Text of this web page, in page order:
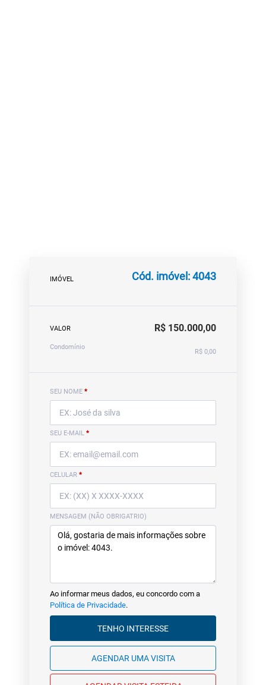
IMÓVEL Cód. imóvel: 4043
VALOR R$ 150.000,00
Condomínio
R$ 0,00
SEU NOME *
SEU E-MAIL *
CELULAR *
MENSAGEM (NÃO OBRIGATRIO)
Ao informar meus dados, eu concordo com a
Política de Privacidade.
TENHO INTERESSE
AGENDAR UMA VISITA